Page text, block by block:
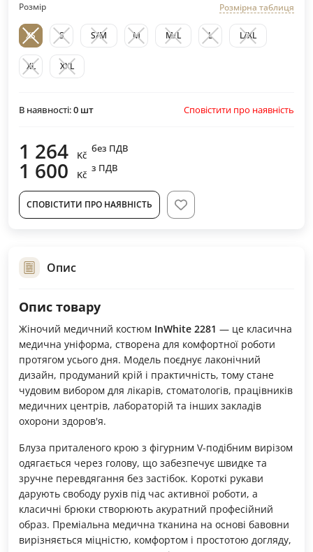
Розмір Розмірна таблиця
XS S S/M M M/L L L/XL
XL XXL
В наявності:0 шт Сповістити про наявність
1 264 Kč
без ПДВ
1 600 Kč
з ПДВ
СПОВІСТИТИ ПРО НАЯВНІСТЬ
Опис
Опис товару
Жіночий медичний костюм InWhite 2281 — це класична
медична уніформа, створена для комфортної роботи
протягом усього дня. Модель поєднує лаконічний
дизайн, продуманий крій і практичність, тому стане
чудовим вибором для лікарів, стоматологів, працівників
медичних центрів, лабораторій та інших закладів
охорони здоров'я.
Блуза приталеного крою з фігурним V-подібним вирізом
одягається через голову, що забезпечує швидке та
зручне перевдягання без застібок. Короткі рукави
дарують свободу рухів під час активної роботи, а
класичні брюки створюють акуратний професійний
образ. Преміальна медична тканина на основі бавовни
вирізняється міцністю, комфортом і простотою догляду,